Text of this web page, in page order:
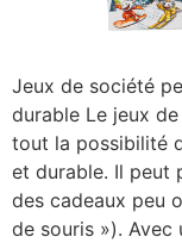
Jeux de société
durable Le jeux
tout la possibilité
et durable. Il peut
des cadeaux peu
de souris »). Avec